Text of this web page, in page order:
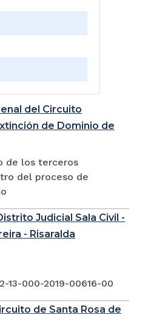
del Circuito
de Dominio de
de los terceros
del proceso de
Judicial Sala Civil -
- Risaralda
13-000-2019-00616-00
de Santa Rosa de